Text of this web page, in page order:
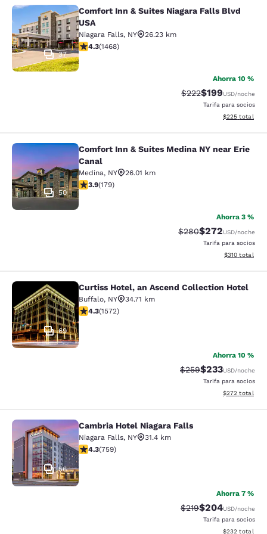
Comfort Inn & Suites Niagara Falls
37
Comfort Inn & Suites Niagara Falls Blvd
USA
Niagara Falls, NY
26.23 km
calificación de 4.35 estrellas. Excelente. 1468 reseñas
4.3(1468)
Ahorra 10 %
Precio tachado:
$222Precio con
$199USD/noche
Tarifa para socios
Ver detalles
$225 total
Comfort Inn & Suites Medina NY
50
Comfort Inn & Suites Medina NY near Erie
Canal
Medina, NY
26.01 km
calificación de 3.94 estrellas. Bueno. 179 reseñas
3.9(179)
Ahorra 3 %
Precio tachado:
$280Precio con
$272USD/noche
Tarifa para socios
Ver detalles
$310 total
Curtiss Hotel, an Ascend Collection
69
Curtiss Hotel, an Ascend Collection Hotel
Buffalo, NY
34.71 km
calificación de 4.32 estrellas. Excelente. 1572 reseñas
4.3(1572)
Ahorra 10 %
Precio tachado:
$259Precio con
$233USD/noche
Tarifa para socios
Ver detalles
$272 total
Cambria Hotel Niagara Falls
56
Cambria Hotel Niagara Falls
Niagara Falls, NY
31.4 km
calificación de 4.26 estrellas. Excelente. 759 reseñas
4.3(759)
Ahorra 7 %
Precio tachado:
$219Precio con
$204USD/noche
Tarifa para socios
Ver detalles
$232 total